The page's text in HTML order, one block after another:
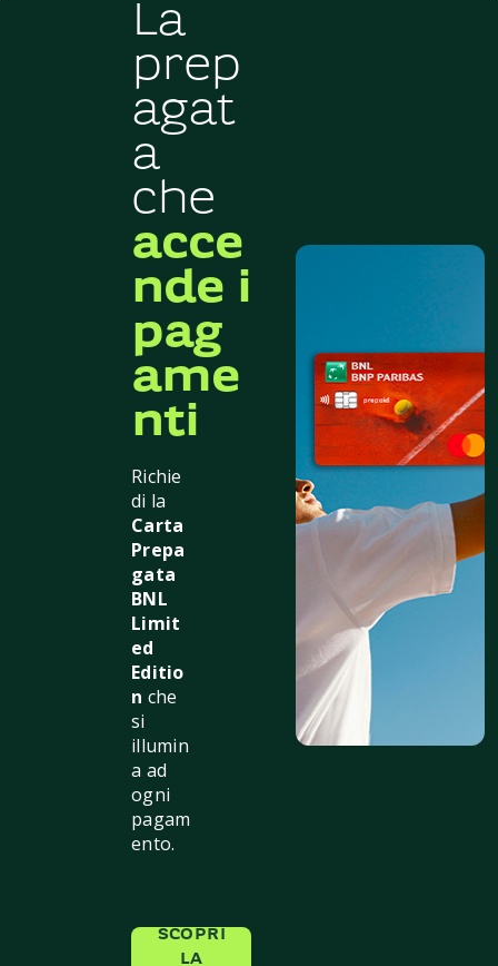
La
prep
agat
a
che
acce
nde i
pag
ame
nti
Richie
di la
Carta
Prepa
gata
BNL
Limit
ed
Editio
n che
si
illumin
a ad
ogni
pagam
ento.
SCOPRI
LA